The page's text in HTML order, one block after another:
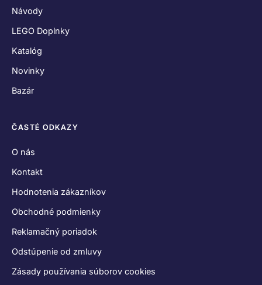
Návody
LEGO Doplnky
Katalóg
Novinky
Bazár
ČASTÉ ODKAZY
O nás
Kontakt
Hodnotenia zákazníkov
Obchodné podmienky
Reklamačný poriadok
Odstúpenie od zmluvy
Zásady používania súborov cookies